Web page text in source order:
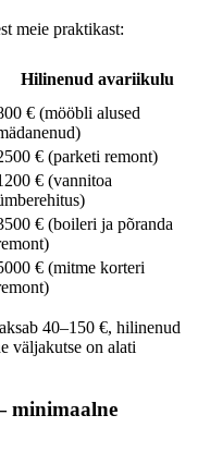
meie praktikast:
Hilinenud avariikulu
€ (mööbli alused
€ (parketi remont)
€ (vannitoa
€ (boileri ja põranda
€ (mitme korteri
40–150 €, hilinenud
väljakutse on alati
minimaalne